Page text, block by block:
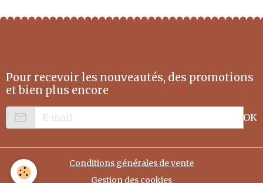
Pour recevoir les nouveautés, des promotions
et bien plus encore
OK
Conditions générales de vente
Gestion des cookies